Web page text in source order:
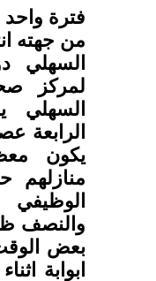
فترة واحد
من جهته
السهلي
لمركز
السهلي
الرابعة
يكون
منازلهم
الوظيفي
والنصف
بعض
ابوابة